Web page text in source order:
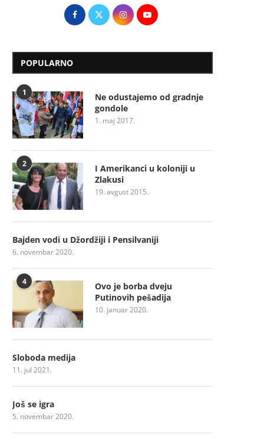
POPULARNO
1
Ne odustajemo od gradnje
gondole
1. maj 2017.
2
I Amerikanci u koloniji u
Zlakusi
19. avgust 2015.
Bajden vodi u Džordžiji i Pensilvaniji
6. novembar 2020.
4
Ovo je borba dveju
Putinovih pešadija
10. januar 2020.
Sloboda medija
11. jul 2021.
Još se igra
5. novembar 2020.